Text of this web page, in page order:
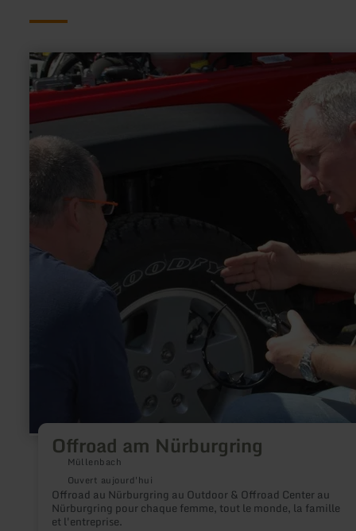
Offroad am Nürburgring
Müllenbach
Ouvert aujourd'hui
Offroad au Nürburgring au Outdoor & Offroad Center au
Nürburgring pour chaque femme, tout le monde, la famille
et l'entreprise.
en
savoir
plus
sur
:
Offroad
am
Nürburgring